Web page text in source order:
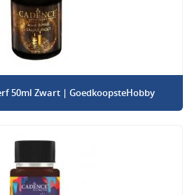
50ml Zwart | GoedkoopsteHobby